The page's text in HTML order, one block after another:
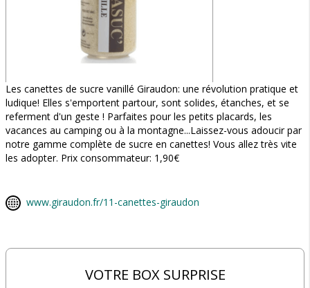
Les canettes de sucre vanillé Giraudon: une révolution pratique et
ludique! Elles s'emportent partour, sont solides, étanches, et se
referment d'un geste ! Parfaites pour les petits placards, les
vacances au camping ou à la montagne...Laissez-vous adoucir par
notre gamme complète de sucre en canettes! Vous allez très vite
les adopter. Prix consommateur: 1,90€
www.giraudon.fr/11-canettes-giraudon
VOTRE BOX SURPRISE